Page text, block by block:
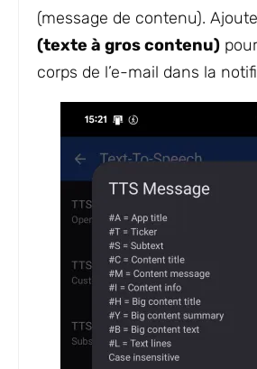
(message de contenu).
(texte à gros contenu)
corps de l’e-mail dans la